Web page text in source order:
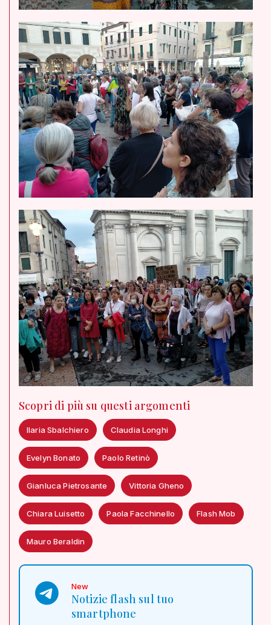
Scopri di più su questi argomenti
Ilaria Sbalchiero Claudia Longhi
Evelyn Bonato Paolo Retinò
Gianluca Pietrosante Vittoria Gheno
Chiara Luisetto Paola Facchinello Flash Mob
Mauro Beraldin
New
Notizie flash sul tuo
smartphone